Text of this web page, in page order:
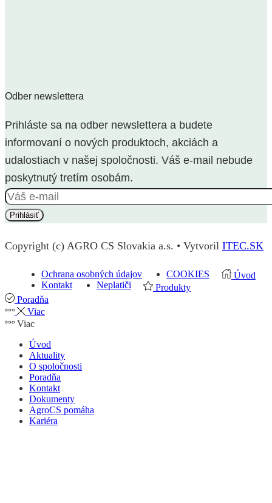
Odber newslettera
Prihláste sa na odber newslettera a budete
informovaní o nových produktoch, akciách a
udalostiach v našej spoločnosti. Váš e-mail nebude
poskytnutý tretím osobám.
Copyright (c) AGRO CS Slovakia a.s. • Vytvoril ITEC.SK
Ochrana osobných údajov
COOKIES
Kontakt
Neplatiči
Úvod
Produkty
Poradňa
Viac
Viac
Úvod
Aktuality
O spoločnosti
Poradňa
Kontakt
Dokumenty
AgroCS pomáha
Kariéra